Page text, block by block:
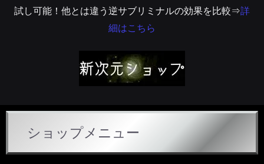
試し可能！他とは違う逆サブリミナルの効果を比較⇒詳
細はこちら
ショップメニュー